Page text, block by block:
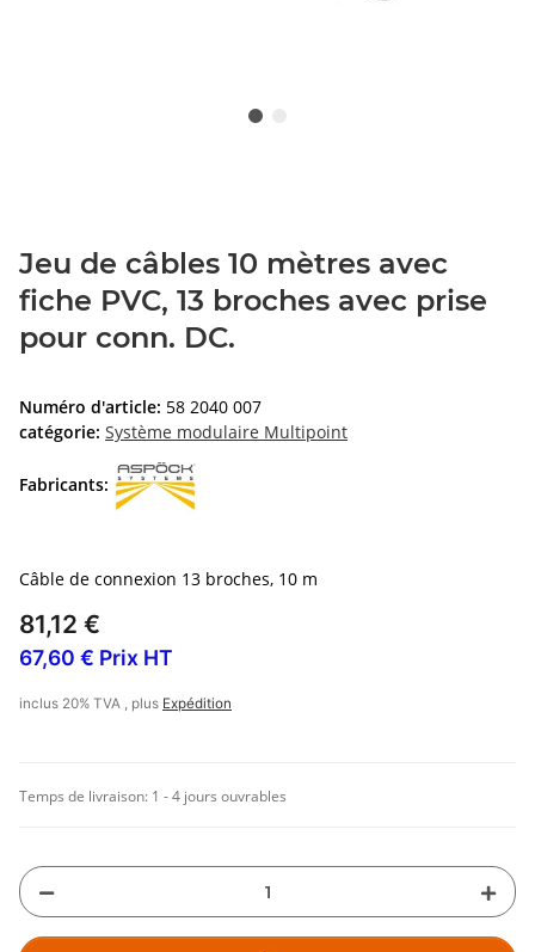
Jeu de câbles 10 mètres avec
fiche PVC, 13 broches avec prise
pour conn. DC.
Numéro d'article: 58 2040 007
catégorie: Système modulaire Multipoint
Fabricants:
Câble de connexion 13 broches, 10 m
81,12 €
67,60 € Prix HT
inclus 20% TVA , plus Expédition
Temps de livraison: 1 - 4 jours ouvrables